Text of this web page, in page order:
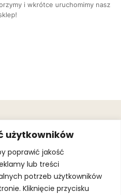
użytkowników
poprawić jakość
lub treści
potrzeb użytkowników
Kliknięcie przycisku
i wkrótce uruchomimy nasz
JOIN OUR
MAILING
By subscribing,
you agree to
ourTerms of
.
.